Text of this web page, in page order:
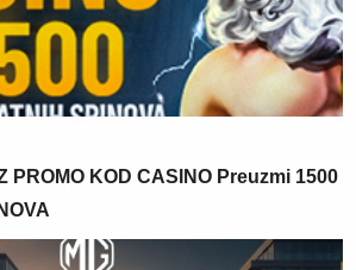
PROMO KOD CASINO Preuzmi 1500